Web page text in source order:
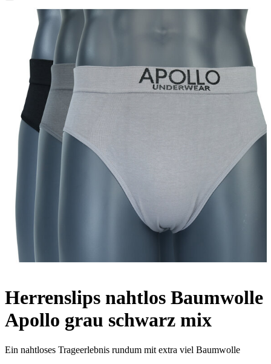
Herrenslips nahtlos Baumwolle
Apollo grau schwarz mix
Ein nahtloses Trageerlebnis rundum mit extra viel Baumwolle